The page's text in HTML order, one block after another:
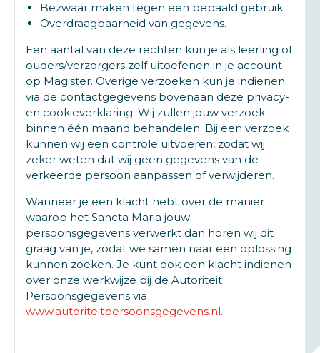
Bezwaar maken tegen een bepaald gebruik;
Overdraagbaarheid van gegevens.
Een aantal van deze rechten kun je als leerling of
ouders/verzorgers zelf uitoefenen in je account
op Magister. Overige verzoeken kun je indienen
via de contactgegevens bovenaan deze privacy-
en cookieverklaring. Wij zullen jouw verzoek
binnen één maand behandelen. Bij een verzoek
kunnen wij een controle uitvoeren, zodat wij
zeker weten dat wij geen gegevens van de
verkeerde persoon aanpassen of verwijderen.
Wanneer je een klacht hebt over de manier
waarop het Sancta Maria jouw
persoonsgegevens verwerkt dan horen wij dit
graag van je, zodat we samen naar een oplossing
kunnen zoeken. Je kunt ook een klacht indienen
over onze werkwijze bij de Autoriteit
Persoonsgegevens via
www.autoriteitpersoonsgegevens.nl.